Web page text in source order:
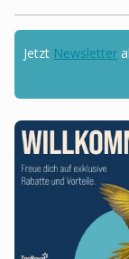
Jetzt Newsletter